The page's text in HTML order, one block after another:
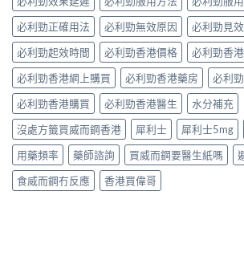
必利勁正確用法
必利勁無效原因
必利勁見
必利勁起效時間
必利勁香港價格
必利勁香
必利勁香港網上購買
必利勁香港藥房
必利
必利勁香港購買
必利勁香港醫生
水分補充
沒處方籤買威而鋼香港
犀利士 犀利士5mg
用藥頻率
藥師諮詢 買威而鋼要醫生紙嗎
食威而鋼冇反應
香港買偉哥